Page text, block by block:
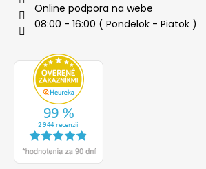
Online podpora na webe
08:00 - 16:00 ( Pondelok - Piatok )